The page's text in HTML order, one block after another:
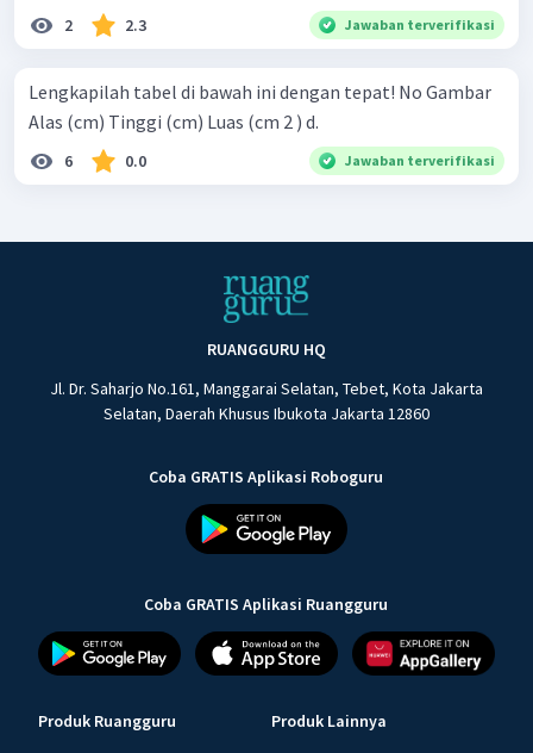
2 2.3 Jawaban terverifikasi
Lengkapilah tabel di bawah ini dengan tepat! No Gambar
Alas (cm) Tinggi (cm) Luas (cm 2 ) d.
6 0.0 Jawaban terverifikasi
RUANGGURU HQ
Jl. Dr. Saharjo No.161, Manggarai Selatan, Tebet, Kota Jakarta
Selatan, Daerah Khusus Ibukota Jakarta 12860
Coba GRATIS Aplikasi Roboguru
Coba GRATIS Aplikasi Ruangguru
Produk Ruangguru Produk Lainnya